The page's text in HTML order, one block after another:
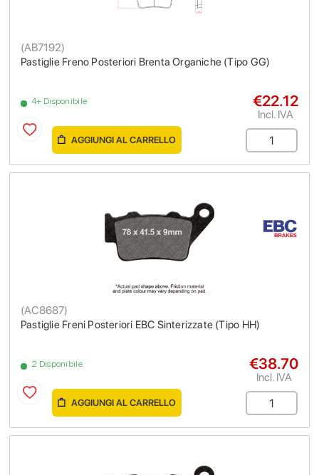
Pastiglie Freno Posteriori Brenta Organiche (Tipo GG)
(AB7192)
4+ Disponibile €22.12
Incl. IVA
AGGIUNGI AL CARRELLO
Pastiglie Freni Posteriori EBC Sinterizzate (Tipo HH)
(AC8687)
2 Disponibile €38.70
Incl. IVA
AGGIUNGI AL CARRELLO